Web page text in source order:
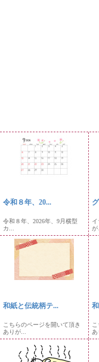
令和８年、20...
令和８年、2026年、9月横型
カ...
が
和紙と伝統柄テ...
こちらのページを開いて頂き
ありが...
あ